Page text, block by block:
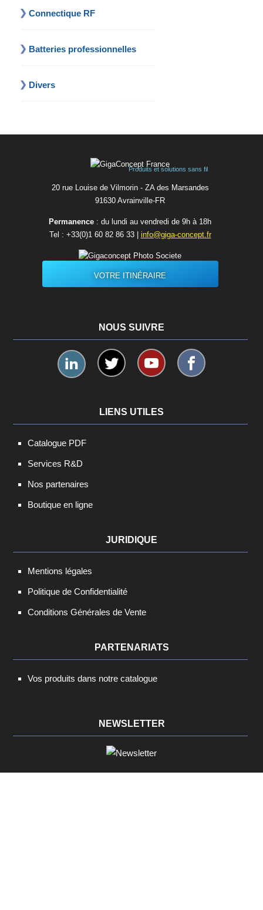
Connectique RF
Batteries professionnelles
Divers
Produits et solutions sans fil
20 rue Louise de Vilmorin - ZA des Marsandes
91630 Avrainvilleㅤ-ㅤFR
Permanence : du lundi au vendredi de 9h à 18h
Tel : +33(0)1 60 82 86 33| info@giga-concept.fr
VOTRE ITINÉRAIRE
NOUS SUIVRE
LIENS UTILES
Catalogue PDF
Services R&D
Nos partenaires
Boutique en ligne
JURIDIQUE
Mentions légales
Politique de Confidentialité
Conditions Générales de Vente
PARTENARIATS
Vos produits dans notre catalogue
NEWSLETTER